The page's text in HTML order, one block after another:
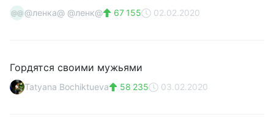
@@ @ленка@ @ленк@ 67 155 02.02.2020
Гордятся своими мужьями
Tatyana Bochiktueva 58 235 03.02.2020